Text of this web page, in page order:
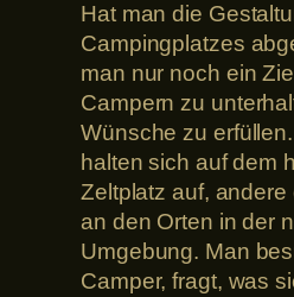
Hat man die
Campingplatzes
man nur noch ein
Campern zu
Wünsche zu
halten sich auf dem
Zeltplatz auf,
an den Orten in der
Umgebung. Man
Camper, fragt, was